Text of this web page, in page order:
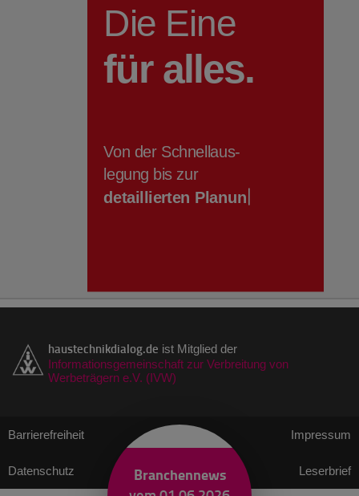
haustechnikdialog.de ist Mitglied der
Informationsgemeinschaft zur Verbreitung von
Werbeträgern e.V. (IVW)
Barrierefreiheit
Datenschutz
Impressum
Leserbrief
Branchennews